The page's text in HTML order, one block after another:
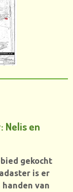
Nelis en
gekocht
is er
handen van